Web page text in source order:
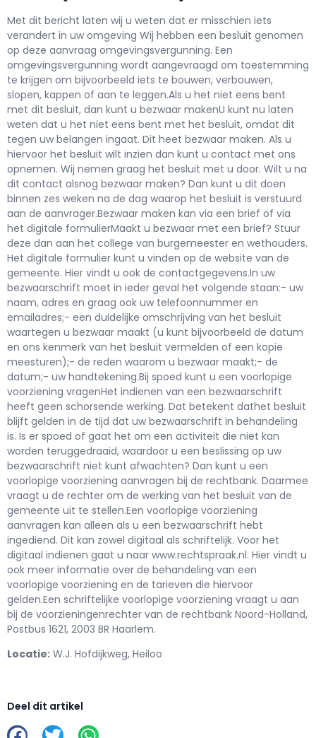
Met dit bericht laten wij u weten dat er misschien iets
verandert in uw omgeving Wij hebben een besluit genomen
op deze aanvraag omgevingsvergunning. Een
omgevingsvergunning wordt aangevraagd om toestemming
te krijgen om bijvoorbeeld iets te bouwen, verbouwen,
slopen, kappen of aan te leggen.Als u het niet eens bent
met dit besluit, dan kunt u bezwaar makenU kunt nu laten
weten dat u het niet eens bent met het besluit, omdat dit
tegen uw belangen ingaat. Dit heet bezwaar maken. Als u
hiervoor het besluit wilt inzien dan kunt u contact met ons
opnemen. Wij nemen graag het besluit met u door. Wilt u na
dit contact alsnog bezwaar maken? Dan kunt u dit doen
binnen zes weken na de dag waarop het besluit is verstuurd
aan de aanvrager.Bezwaar maken kan via een brief of via
het digitale formulierMaakt u bezwaar met een brief? Stuur
deze dan aan het college van burgemeester en wethouders.
Het digitale formulier kunt u vinden op de website van de
gemeente. Hier vindt u ook de contactgegevens.In uw
bezwaarschrift moet in ieder geval het volgende staan:- uw
naam, adres en graag ook uw telefoonnummer en
emailadres;- een duidelijke omschrijving van het besluit
waartegen u bezwaar maakt (u kunt bijvoorbeeld de datum
en ons kenmerk van het besluit vermelden of een kopie
meesturen);- de reden waarom u bezwaar maakt;- de
datum;- uw handtekening.Bij spoed kunt u een voorlopige
voorziening vragenHet indienen van een bezwaarschrift
heeft geen schorsende werking. Dat betekent dathet besluit
blijft gelden in de tijd dat uw bezwaarschrift in behandeling
is. Is er spoed of gaat het om een activiteit die niet kan
worden teruggedraaid, waardoor u een beslissing op uw
bezwaarschrift niet kunt afwachten? Dan kunt u een
voorlopige voorziening aanvragen bij de rechtbank. Daarmee
vraagt u de rechter om de werking van het besluit van de
gemeente uit te stellen.Een voorlopige voorziening
aanvragen kan alleen als u een bezwaarschrift hebt
ingediend. Dit kan zowel digitaal als schriftelijk. Voor het
digitaal indienen gaat u naar www.rechtspraak.nl. Hier vindt u
ook meer informatie over de behandeling van een
voorlopige voorziening en de tarieven die hiervoor
gelden.Een schriftelijke voorlopige voorziening vraagt u aan
bij de voorzieningenrechter van de rechtbank Noord-Holland,
Postbus 1621, 2003 BR Haarlem.
Locatie: W.J. Hofdijkweg, Heiloo
Deel dit artikel